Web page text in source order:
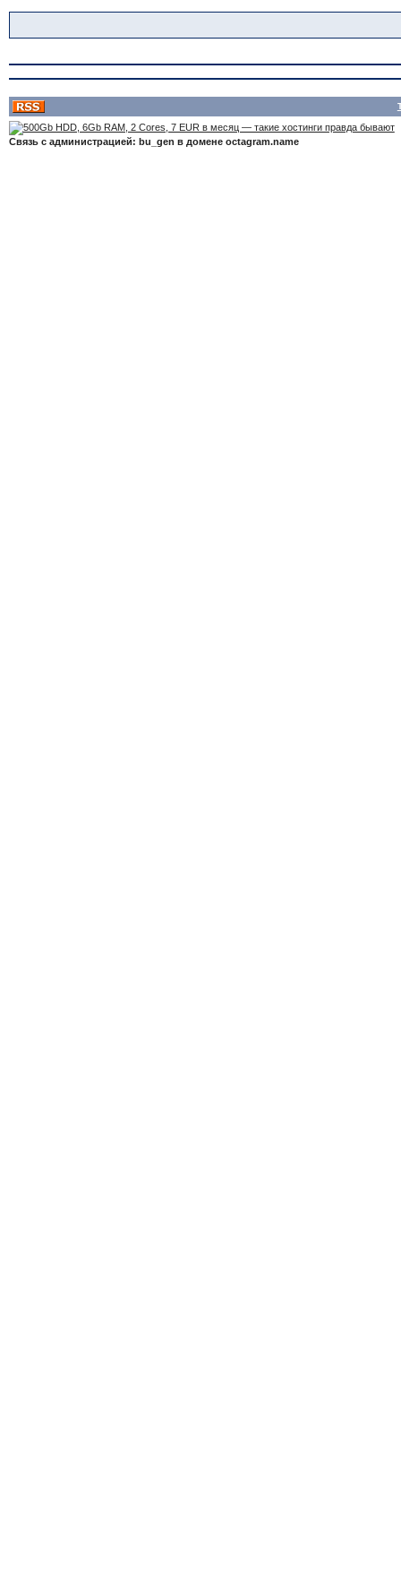
Связь с администрацией: bu_gen в домене octagram.name